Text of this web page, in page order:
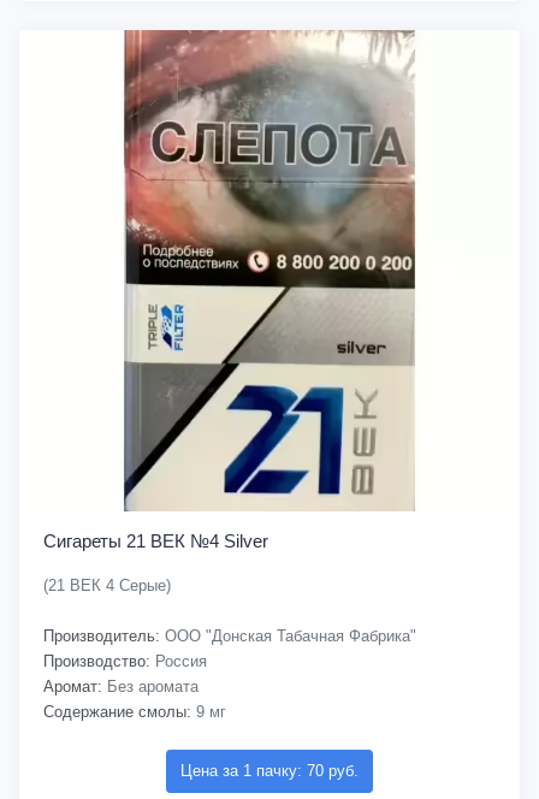
Сигареты 21 ВЕК №4 Silver
(21 ВЕК 4 Серые)
Производитель: ООО "Донская Табачная Фабрика"
Производство: Россия
Аромат: Без аромата
Содержание смолы: 9 мг
Цена за 1 пачку: 70 руб.